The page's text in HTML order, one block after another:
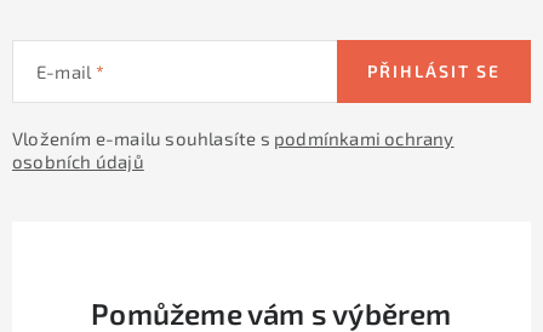
E-mail
Vložením e-mailu souhlasíte s podmínkami ochrany
osobních údajů
PŘIHLÁSIT SE
Pomůžeme vám s výběrem